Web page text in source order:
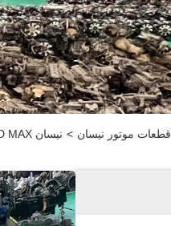
قطعات موتور نیسان > نیسان EFi ZD30T Euro 3 D MAX کامیون یا خودرو با موتور دیزل مورد استفاده